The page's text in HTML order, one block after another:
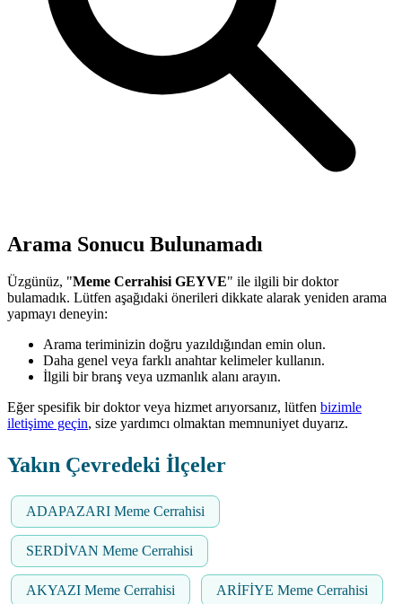
Arama Sonucu Bulunamadı
Üzgünüz, "Meme Cerrahisi GEYVE" ile ilgili bir doktor
bulamadık. Lütfen aşağıdaki önerileri dikkate alarak yeniden arama
yapmayı deneyin:
Arama teriminizin doğru yazıldığından emin olun.
Daha genel veya farklı anahtar kelimeler kullanın.
İlgili bir branş veya uzmanlık alanı arayın.
Eğer spesifik bir doktor veya hizmet arıyorsanız, lütfen bizimle
iletişime geçin, size yardımcı olmaktan memnuniyet duyarız.
Yakın Çevredeki İlçeler
ADAPAZARI Meme Cerrahisi
SERDİVAN Meme Cerrahisi
AKYAZI Meme Cerrahisi ARİFİYE Meme Cerrahisi